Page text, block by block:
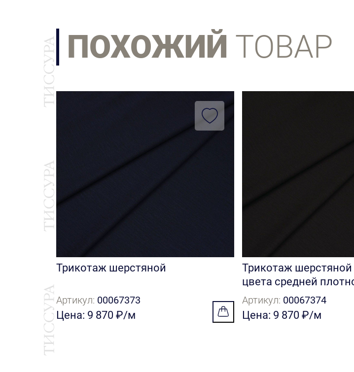
ПОХОЖИЙ ТОВАР
Трикотаж шерстяной
Артикул: 00067373
Цена: 9 870 ₽/м
Трикотаж шерстяной
цвета средней
Артикул: 00067374
Цена: 9 870 ₽/м